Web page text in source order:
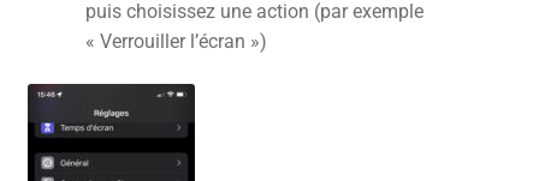
puis choisissez une action (par exemple
« Verrouiller l’écran »)